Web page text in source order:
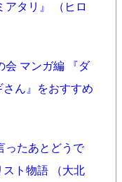
アタリ』 （ヒロ
会 マンガ編 『ダ
ん』をおすすめ
ったあとどうで
スト物語 （大北